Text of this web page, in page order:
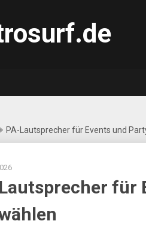
PA-Lautsprecher für Events und
für